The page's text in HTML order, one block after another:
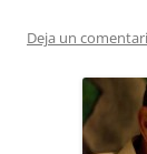
Deja un